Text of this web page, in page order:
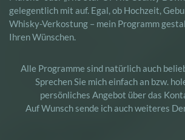
gelegentlich mit auf. Egal, ob Hochzeit,
Whisky-Verkostung – mein Programm
Ihren Wünschen.
Alle Programme sind natürlich auch
Sprechen Sie mich einfach an bzw.
persönliches Angebot über das
Auf Wunsch sende ich auch weiteres